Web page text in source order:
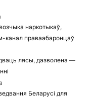
наркотыкаў,
канал праваабаронцаў
лясы, дазволена —
Беларусі для